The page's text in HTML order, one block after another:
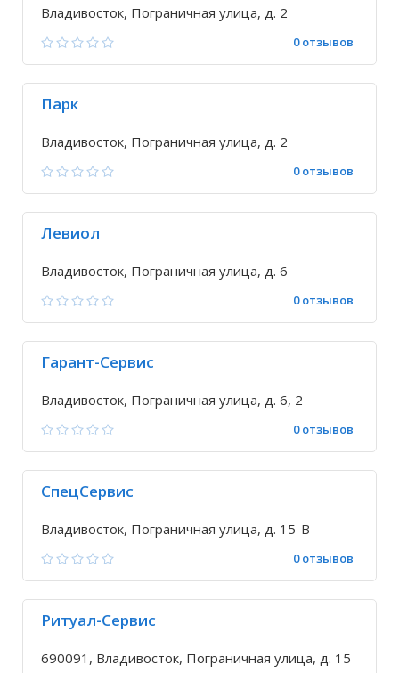
Владивосток, Пограничная улица, д. 2
0 отзывов
Парк
Владивосток, Пограничная улица, д. 2
0 отзывов
Левиол
Владивосток, Пограничная улица, д. 6
0 отзывов
Гарант-Сервис
Владивосток, Пограничная улица, д. 6, 2
0 отзывов
СпецСервис
Владивосток, Пограничная улица, д. 15-В
0 отзывов
Ритуал-Сервис
690091, Владивосток, Пограничная улица, д. 15